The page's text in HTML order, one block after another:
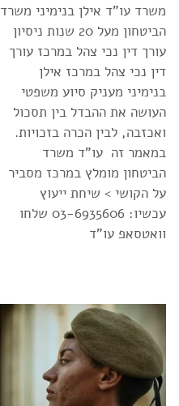
משרד עו”ד אילן בנימיני משרד
הביטחון מעל 20 שנות ניסיון
עורך דין נכי צהל במרכז עורך
דין נכי צהל במרכז אילן
בנימיני מעניק סיוע משפטי
העושה את ההבדל בין תסכול
ואכזבה, לבין הכרה בזכויות.
במאמר זה עו”ד משרד
הביטחון מומלץ במרכז מסביר
על הקושי > שיחת ייעוץ
עכשיו: 03-6935606 שלחו
וואטסאפ עו”ד